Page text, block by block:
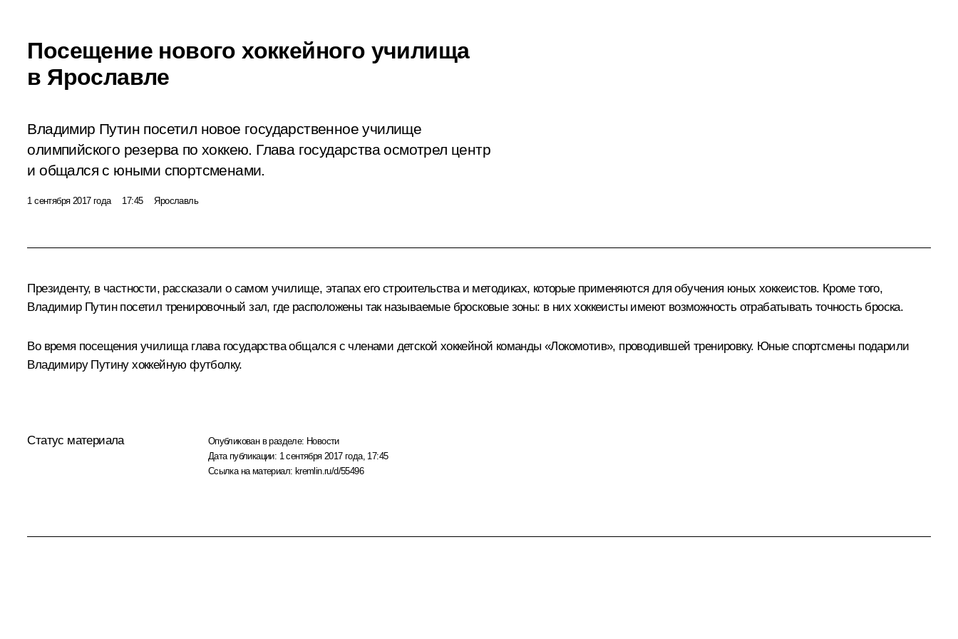
Посещение нового хоккейного училища
в Ярославле
Владимир Путин посетил новое государственное училище
олимпийского резерва по хоккею. Глава государства осмотрел центр
и общался с юными спортсменами.
1 сентября 2017 года 17:45 Ярославль
Президенту, в частности, рассказали о самом училище, этапах его строительства и методиках, которые применяются для обучения юных хоккеистов. Кроме того,
Владимир Путин посетил тренировочный зал, где расположены так называемые бросковые зоны: в них хоккеисты имеют возможность отрабатывать точность броска.
Во время посещения училища глава государства общался с членами детской хоккейной команды «Локомотив», проводившей тренировку. Юные спортсмены подарили
Владимиру Путину хоккейную футболку.
Статус материала Опубликован в разделе: Новости
Дата публикации: 1 сентября 2017 года, 17:45
Ссылка на материал: kremlin.ru/d/55496